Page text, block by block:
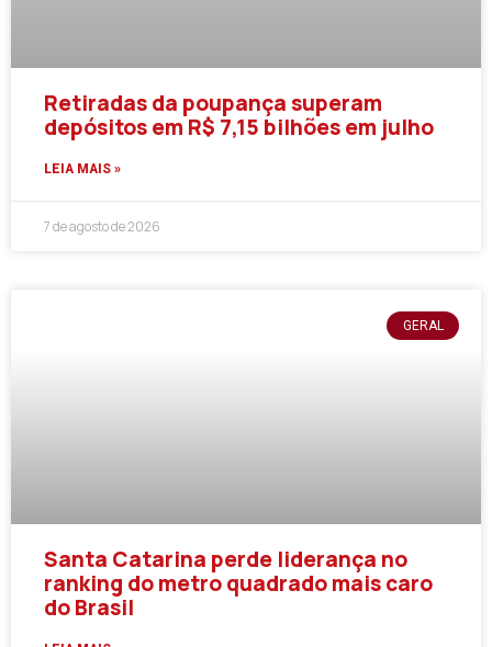
Retiradas da poupança superam
depósitos em R$ 7,15 bilhões em julho
LEIA MAIS »
7 de agosto de 2026
GERAL
Santa Catarina perde liderança no
ranking do metro quadrado mais caro
do Brasil